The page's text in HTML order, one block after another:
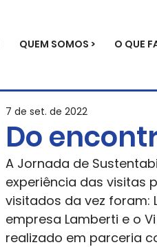
QUEM SOMOS > O QUE
Do
7 de set. de 2022
A Jornada de
experiência das visitas
visitados da vez foram:
empresa Lamberti e o
realizado em parceria